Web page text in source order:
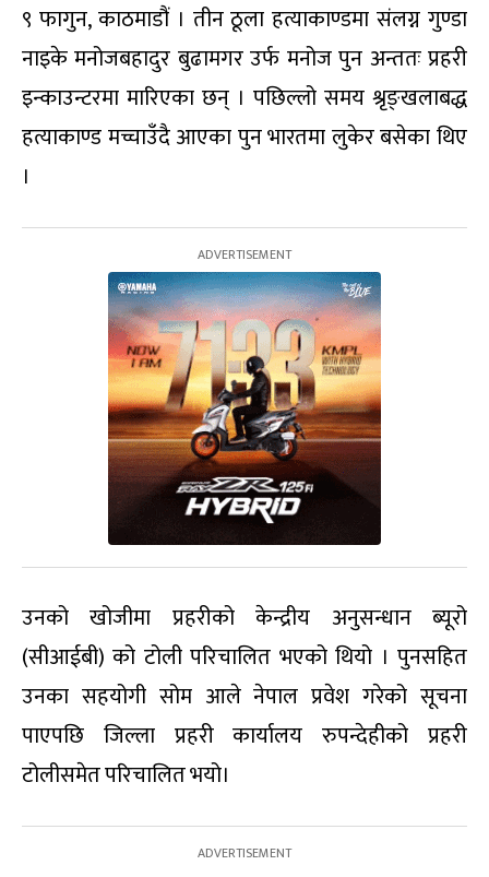
९ फागुन, काठमाडौं । तीन ठूला हत्याकाण्डमा संलग्न गुण्डा
नाइके मनोजबहादुर बुढामगर उर्फ मनोज पुन अन्ततः प्रहरी
इन्काउन्टरमा मारिएका छन् । पछिल्लो समय श्रृङ्खलाबद्ध
हत्याकाण्ड मच्चाउँदै आएका पुन भारतमा लुकेर बसेका थिए
।
उनको खोजीमा प्रहरीको केन्द्रीय अनुसन्धान ब्यूरो
(सीआईबी) को टोली परिचालित भएको थियो । पुनसहित
उनका सहयोगी सोम आले नेपाल प्रवेश गरेको सूचना
पाएपछि जिल्ला प्रहरी कार्यालय रुपन्देहीको प्रहरी
टोलीसमेत परिचालित भयो।